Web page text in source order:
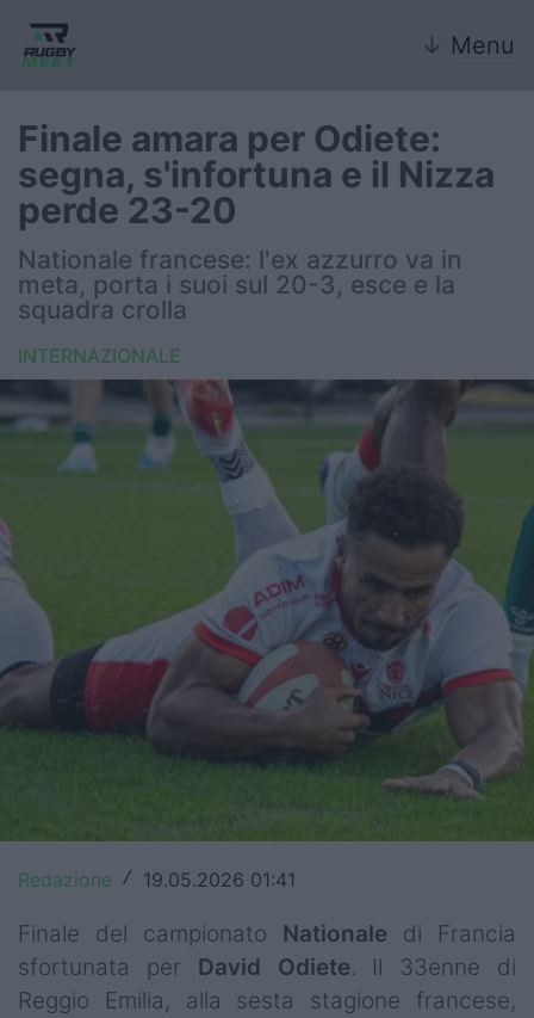
↓ Menu
Nazionale
Nazionali giovanili
Rugby Sevens
FIR
Internazionale
6 Nazioni
United Rugby Championship
Premiership
Champions Cup
Challenge Cup
Super Rugby
Rugby in TV
Mercato
Finale amara per Odiete:
segna, s'infortuna e il Nizza
perde 23-20
Nationale francese: l'ex azzurro va in
meta, porta i suoi sul 20-3, esce e la
squadra crolla
INTERNAZIONALE
Redazione / 19.05.2026 01:41
Finale del campionato Nationale di Francia
sfortunata per David Odiete. Il 33enne di
Reggio Emilia, alla sesta stagione francese,